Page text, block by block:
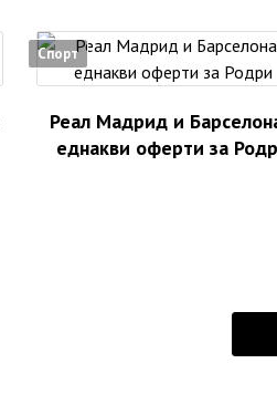
Спорт
Реал Мадрид и
еднакви оферти за